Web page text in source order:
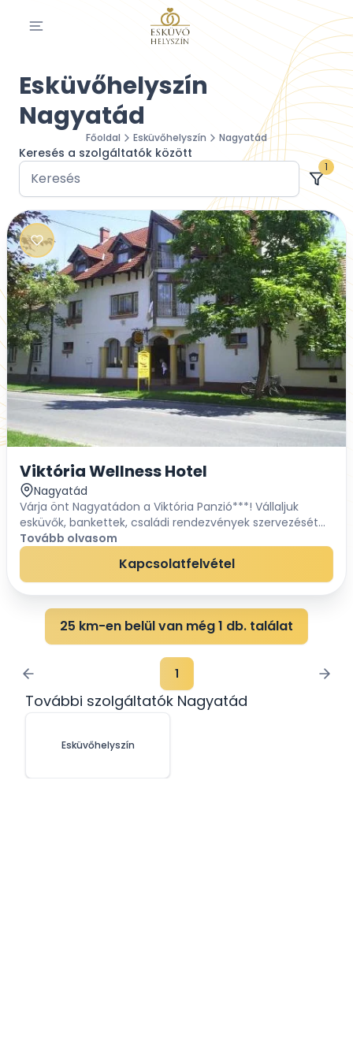
Esküvőhelyszín
Nagyatád
Főoldal Esküvőhelyszín Nagyatád
Keresés a szolgáltatók között
1
Viktória Wellness Hotel
Nagyatád
Várja önt Nagyatádon a Viktória Panzió***! Vállaljuk
esküvők, bankettek, családi rendezvények szervezését
és lebonyolítását....
Tovább olvasom
Kapcsolatfelvétel
25 km-en belül van még 1 db. találat
1
További szolgáltatók Nagyatád
Esküvőhelyszín